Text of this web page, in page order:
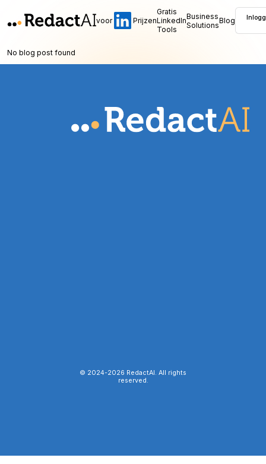
voor Prijzen
Gratis
LinkedIn
Tools
Business
SolutionsBlog
No blog post found
© 2024-2026 RedactAI. All rights
reserved.